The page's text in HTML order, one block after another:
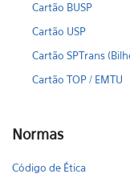
Cartão BUSP
Cartão USP
Cartão SPTrans
Cartão TOP / EMTU
Normas
Código de Ética